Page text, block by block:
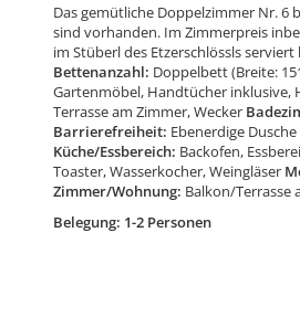
Das gemütliche Doppelzimmer Nr. 6
sind vorhanden. Im Zimmerpreis
im Stüberl des Etzerschlössls
Bettenanzahl: Doppelbett (Breite:
Gartenmöbel, Handtücher inklusive,
Terrasse am Zimmer, Wecker
Barrierefreiheit: Ebenerdige Dusche
Küche/Essbereich: Backofen,
Toaster, Wasserkocher, Weingläser
Zimmer/Wohnung: Balkon/Terrasse
Belegung: 1-2 Personen